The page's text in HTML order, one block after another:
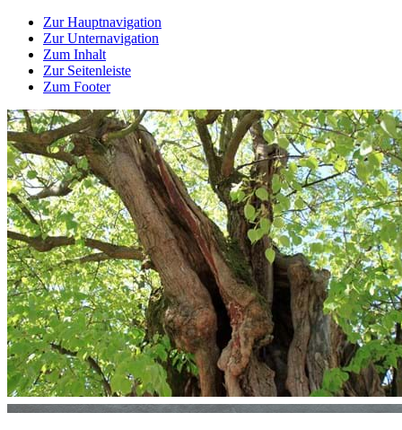
Zur Hauptnavigation
Zur Unternavigation
Zum Inhalt
Zur Seitenleiste
Zum Footer